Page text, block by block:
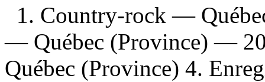
1. Country-rock —
— Québec (Province) —
Québec (Province) 4.